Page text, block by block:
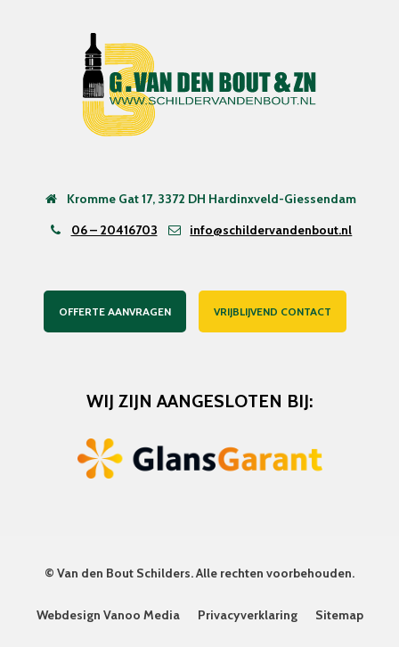
Kromme Gat 17, 3372 DH Hardinxveld-Giessendam
06 – 20416703
info@schildervandenbout.nl
OFFERTE AANVRAGEN VRIJBLIJVEND CONTACT
WIJ ZIJN AANGESLOTEN BIJ:
© Van den Bout Schilders. Alle rechten voorbehouden.
Webdesign Vanoo Media Privacyverklaring Sitemap